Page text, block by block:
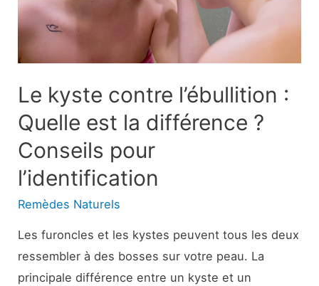
Le kyste contre l’ébullition :
Quelle est la différence ?
Conseils pour
l’identification
Remèdes Naturels
Les furoncles et les kystes peuvent tous les deux
ressembler à des bosses sur votre peau. La
principale différence entre un kyste et un